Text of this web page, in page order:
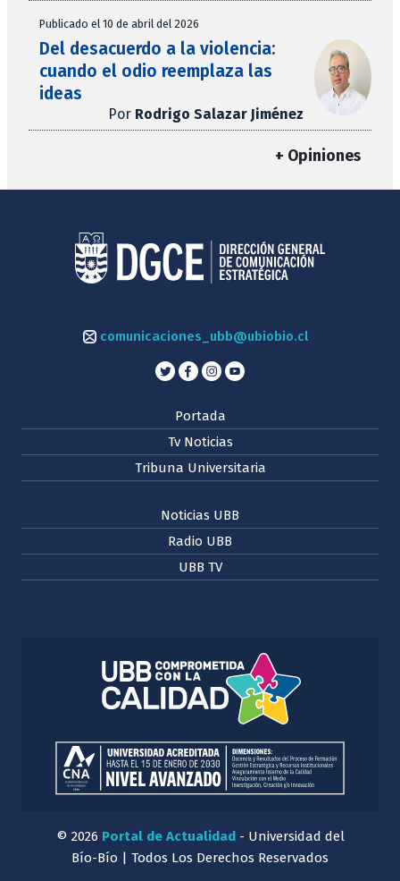
Publicado el 10 de abril del 2026
Del desacuerdo a la violencia:
cuando el odio reemplaza las
ideas
Por Rodrigo Salazar Jiménez
+ Opiniones
comunicaciones_ubb@ubiobio.cl
Portada
Tv Noticias
Tribuna Universitaria
Noticias UBB
Radio UBB
UBB TV
© 2026 Portal de Actualidad- Universidad del
Bío-Bío | Todos Los Derechos Reservados